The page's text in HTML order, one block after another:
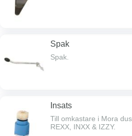
Spak
Spak.
Insats
Till omkastare i Mora
REXX, INXX & IZZY.